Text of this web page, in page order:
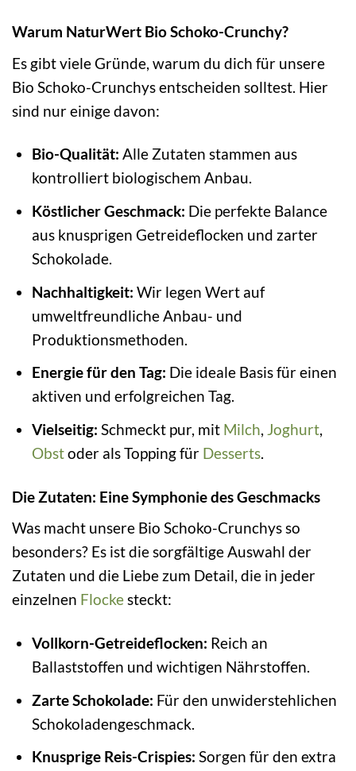
Warum NaturWert Bio Schoko-Crunchy?
Es gibt viele Gründe, warum du dich für unsere
Bio Schoko-Crunchys entscheiden solltest. Hier
sind nur einige davon:
Bio-Qualität: Alle Zutaten stammen aus
kontrolliert biologischem Anbau.
Köstlicher Geschmack: Die perfekte Balance
aus knusprigen Getreideflocken und zarter
Schokolade.
Nachhaltigkeit: Wir legen Wert auf
umweltfreundliche Anbau- und
Produktionsmethoden.
Energie für den Tag: Die ideale Basis für einen
aktiven und erfolgreichen Tag.
Vielseitig: Schmeckt pur, mit Milch Joghurt,
Obstoder als Topping für Desserts.
Die Zutaten: Eine Symphonie des Geschmacks
Was macht unsere Bio Schoko-Crunchys so
besonders? Es ist die sorgfältige Auswahl der
Zutaten und die Liebe zum Detail, die in jeder
einzelnen Flockesteckt:
Vollkorn-Getreideflocken: Reich an
Ballaststoffen und wichtigen Nährstoffen.
Zarte Schokolade: Für den unwiderstehlichen
Schokoladengeschmack.
Knusprige Reis-Crispies: Sorgen für den extra